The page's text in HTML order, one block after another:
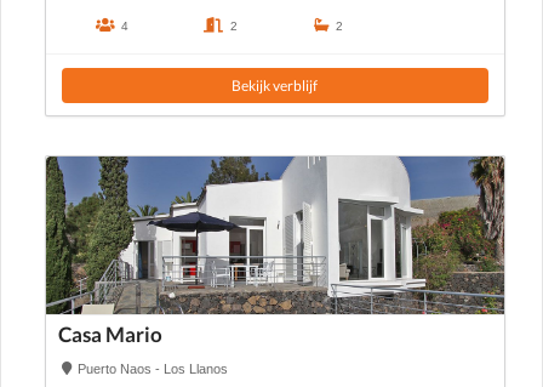
4 2 2
Bekijk verblijf
Casa Mario
Puerto Naos - Los Llanos